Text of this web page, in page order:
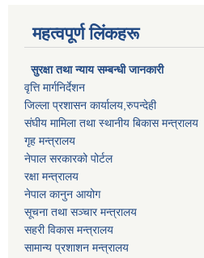
महत्वपूर्ण लिंकहरू
सुरक्षा तथा न्याय सम्बन्धी जानकारी
वृत्ति मार्गनिर्देशन
जिल्ला प्रशासन कार्यालय,रुपन्देही
संघीय मामिला तथा स्थानीय बिकास मन्त्रालय
गृह मन्त्रालय
नेपाल सरकारको पोर्टल
रक्षा मन्त्रालय
नेपाल कानुन आयोग
सूचना तथा सञ्चार मन्त्रालय
सहरी विकास मन्त्रालय
सामान्य प्रशाशन मन्त्रालय